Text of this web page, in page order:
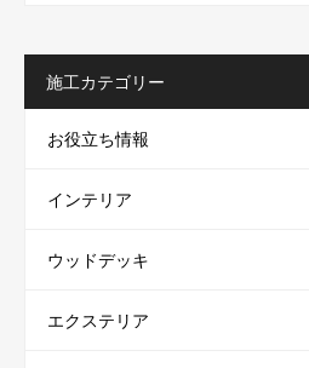
施工カテゴリー
お役立ち情報
インテリア
ウッドデッキ
エクステリア